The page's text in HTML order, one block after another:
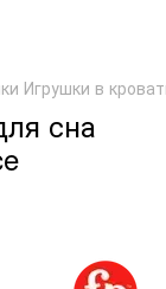
Игрушки в
сна